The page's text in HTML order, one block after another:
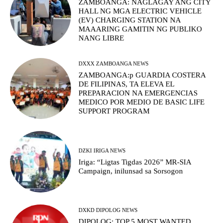
ZAMBOANGA: NAGLAGAY ANG CITY
HALL NG MGA ELECTRIC VEHICLE
(EV) CHARGING STATION NA
MAAARING GAMITIN NG PUBLIKO
NANG LIBRE
DXXX ZAMBOANGA NEWS
ZAMBOANGA:p GUARDIA COSTERA
DE FILIPINAS, TA ELEVA EL
PREPARACION NA EMERGENCIAS
MEDICO POR MEDIO DE BASIC LIFE
SUPPORT PROGRAM
DZKI IRIGA NEWS
Iriga: “Ligtas Tigdas 2026” MR-SIA
Campaign, inilunsad sa Sorsogon
DXKD DIPOLOG NEWS